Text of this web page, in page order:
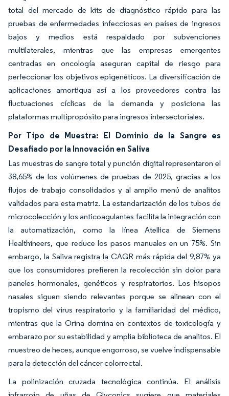
total del mercado de kits de diagnóstico rápido para las
pruebas de enfermedades infecciosas en países de ingresos
bajos y medios está respaldado por subvenciones
multilaterales, mientras que las empresas emergentes
centradas en oncología aseguran capital de riesgo para
perfeccionar los objetivos epigenéticos. La diversificación de
aplicaciones amortigua así a los proveedores contra las
fluctuaciones cíclicas de la demanda y posiciona las
plataformas multipropósito para ingresos intersectoriales.
Por Tipo de Muestra: El Dominio de la Sangre es
Desafiado por la Innovación en Saliva
Las muestras de sangre total y punción digital representaron el
38,65% de los volúmenes de pruebas de 2025, gracias a los
flujos de trabajo consolidados y al amplio menú de analitos
validados para esta matriz. La estandarización de los tubos de
microcolección y los anticoagulantes facilita la integración con
la automatización, como la línea Atellica de Siemens
Healthineers, que reduce los pasos manuales en un 75%. Sin
embargo, la Saliva registra la CAGR más rápida del 9,87% ya
que los consumidores prefieren la recolección sin dolor para
paneles hormonales, genéticos y respiratorios. Los hisopos
nasales siguen siendo relevantes porque se alinean con el
tropismo del virus respiratorio y la familiaridad del médico,
mientras que la Orina domina en contextos de toxicología y
embarazo por su estabilidad y amplia biblioteca de analitos. El
muestreo de heces, aunque engorroso, se vuelve indispensable
para la detección del cáncer colorrectal.
La polinización cruzada tecnológica continúa. El análisis